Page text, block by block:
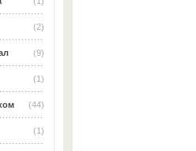
(2)
(9)
(1)
(44)
(1)